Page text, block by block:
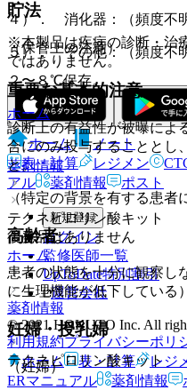
貯法
（保管上の注意）
２〜８℃保存。
ホーム
薬剤情報
テクネピロリン酸キット
後発品はありません
ホーム
薬剤情報
テクネピロリン酸キット
４）． 消化器：（頻度不
５）． その他：（頻度不
重要な基本的注意
診断上の有益性が被曝によ
合にのみ投与することとし
と。
（特定の背景を有する患者
高齢者
患者の状態を十分に観察し
に生理機能が低下している
妊婦・授乳婦
（妊婦）
※本製品は疾病の診断・治
ではありません。
ホーム
ノート
表・計算
レジメン
アル
薬剤情報 ポスト
新規登録
ログイン
監修医師一覧
UpToDate特別割引
運営会社
© 2021 HOKUTO Inc. All
利用規約プライバシーポリ
ホーム
表・計算 レジ
ERマニュアル
薬剤情報